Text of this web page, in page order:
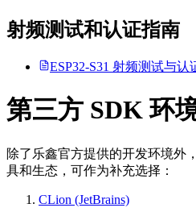
射频测试和认证指南
ESP32-S31 射频测试与认
第三方 SDK 环
除了乐鑫官方提供的开发环境外
具和生态，可作为补充选择：
CLion (JetBrains)